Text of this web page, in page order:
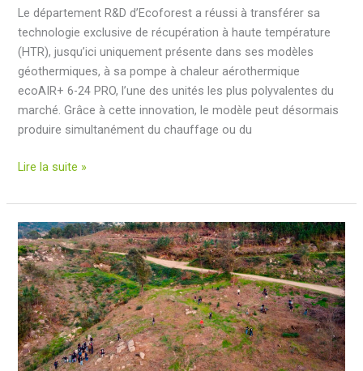
pour
l’innovation
et
le
transfert
technologique
Le département R&D d’Ecoforest a réussi à transférer sa
technologie exclusive de récupération à haute température
(HTR), jusqu’ici uniquement présente dans ses modèles
géothermiques, à sa pompe à chaleur aérothermique
ecoAIR+ 6-24 PRO, l’une des unités les plus polyvalentes du
marché. Grâce à cette innovation, le modèle peut désormais
produire simultanément du chauffage ou du
Ecoforest
la
première
pompe
à
chaleur
aérothermique
avec
HTR
:
Lire la suite »